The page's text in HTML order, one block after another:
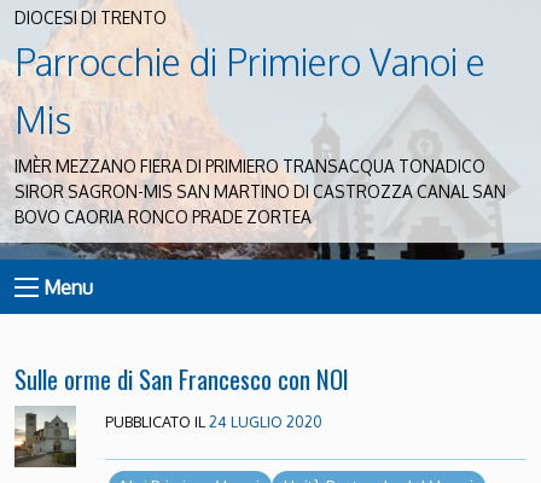
DIOCESI DI TRENTO
Parrocchie di Primiero Vanoi e
Mis
IMÈR MEZZANO FIERA DI PRIMIERO TRANSACQUA TONADICO
SIROR SAGRON-MIS SAN MARTINO DI CASTROZZA CANAL SAN
BOVO CAORIA RONCO PRADE ZORTEA
Menu
Sulle orme di San Francesco con NOI
PUBBLICATO IL 24 LUGLIO 2020